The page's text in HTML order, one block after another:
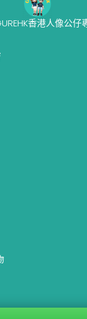
香港人像公仔